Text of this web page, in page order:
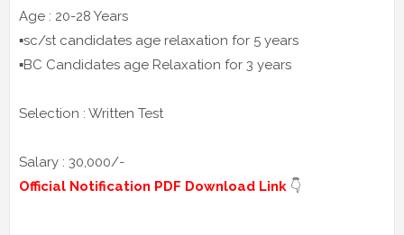
Age : 20-28 Years
▪️sc/st candidates age relaxation for 5 years
▪️BC Candidates age Relaxation for 3 years
Selection : Written Test
Salary : 30,000/-
Official Notification PDF Download Link 👇